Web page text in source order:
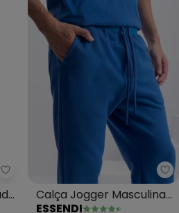
Biogás - Calça Moletom
Calça Jogger Masculina
ESSENDI